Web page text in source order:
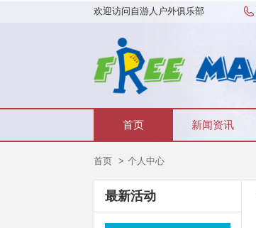
欢迎访问自游人户外俱乐部
首页 新闻资讯
首页 个人中心
最新活动